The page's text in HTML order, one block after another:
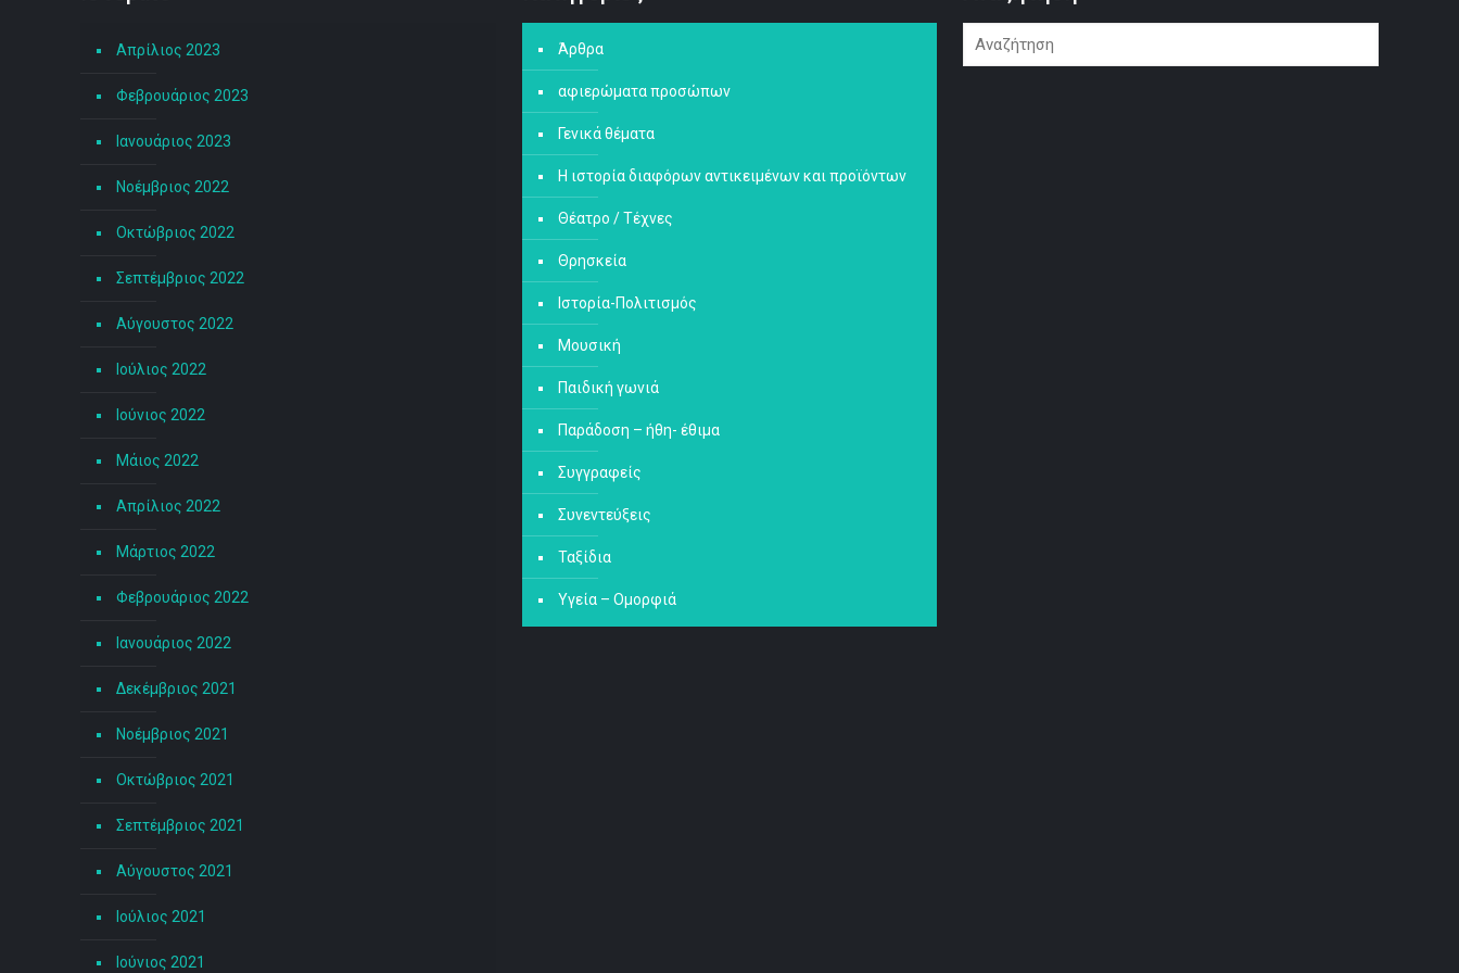
Απρίλιος 2023
Φεβρουάριος 2023
Ιανουάριος 2023
Νοέμβριος 2022
Οκτώβριος 2022
Σεπτέμβριος 2022
Αύγουστος 2022
Ιούλιος 2022
Ιούνιος 2022
Μάιος 2022
Απρίλιος 2022
Μάρτιος 2022
Φεβρουάριος 2022
Ιανουάριος 2022
Δεκέμβριος 2021
Νοέμβριος 2021
Οκτώβριος 2021
Σεπτέμβριος 2021
Αύγουστος 2021
Ιούλιος 2021
Ιούνιος 2021
Άρθρα
αφιερώματα προσώπων
Γενικά θέματα
Η ιστορία διαφόρων αντικειμένων και προϊόντων
Θέατρο / Τέχνες
Θρησκεία
Ιστορία-Πολιτισμός
Μουσική
Παιδική γωνιά
Παράδοση – ήθη- έθιμα
Συγγραφείς
Συνεντεύξεις
Ταξίδια
Υγεία – Ομορφιά